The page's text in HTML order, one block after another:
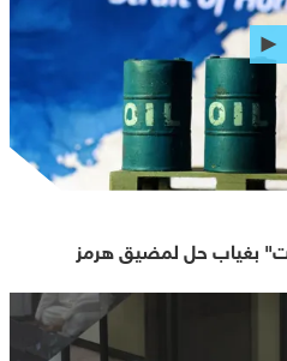
بغياب حل لمضيق هرمز